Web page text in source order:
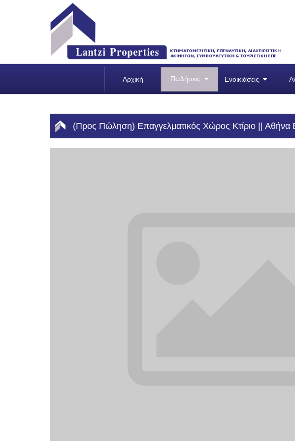
Αρχική Πωλήσεις Ενοικιάσεις
(Προς Πώληση) Επαγγελματικός Χώρος Κτίριο || Αθήνα